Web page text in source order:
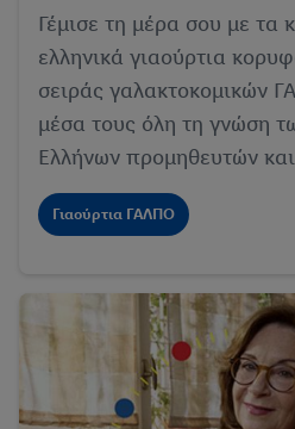
Γέμισε τη μέρα σου με τα
ελληνικά γιαούρτια
σειράς γαλακτοκομικών
μέσα τους όλη τη γνώση
Ελλήνων προμηθευτών
Γιαούρτια ΓΑΛΠΟ